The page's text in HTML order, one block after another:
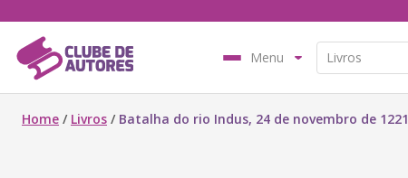
Menu
Home / Livros / Batalha do rio Indus, 24 de novembro de 1221